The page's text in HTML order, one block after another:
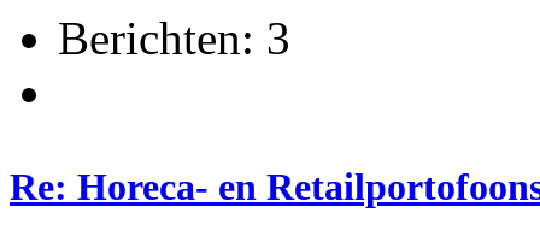
Berichten: 3
Re: Horeca- en